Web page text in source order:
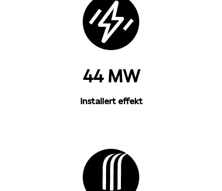
44 MW
Installert effekt